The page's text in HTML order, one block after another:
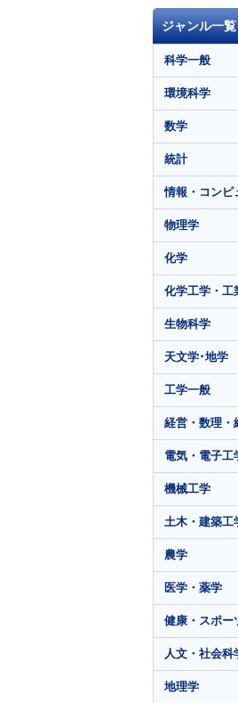
ジャンル一覧
科学一般
環境科学
数学
統計
情報・コンピ
物理学
化学
化学工学・工
生物科学
天文学･地学
工学一般
経営・数理・
電気・電子工
機械工学
土木・建築工
農学
医学・薬学
健康・スポー
人文・社会科
地理学